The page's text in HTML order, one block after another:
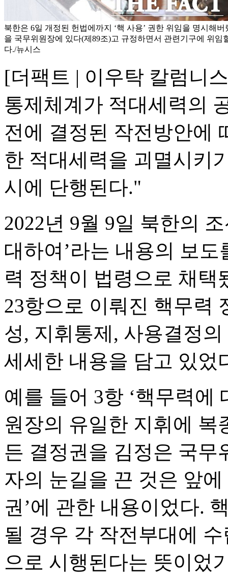
북한은 6일 개정된 헌법에까지 ‘핵 사용’ 권한 위임을 명시해
을 국무위원장에 있다(제89조)고 규정하면서 관련기구에 위임
다./뉴시스
[더팩트 | 이우탁 칼럼니
통제체계가 적대세력의
전에 결정된 작전방안에
한 적대세력을 괴멸시키
시에 단행된다."
2022년 9월 9일 북한의
대하여’라는 내용의 보
력 정책이 법령으로 채택
23항으로 이뤄진 핵무력
성, 지휘통제, 사용결정
세세한 내용을 담고 있었
예를 들어 3항 ‘핵무력에
원장의 유일한 지휘에
든 결정권을 김정은 국무
자의 눈길을 끈 것은 앞
권’에 관한 내용이었다.
될 경우 각 작전부대에
으로 시행된다는 뜻이었